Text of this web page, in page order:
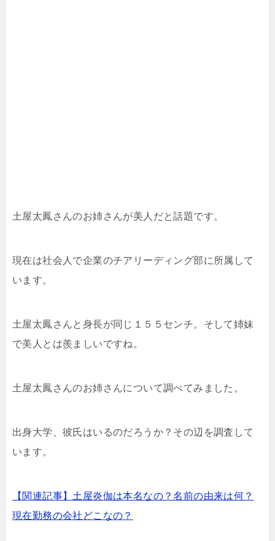
土屋太鳳さんのお姉さんが美人だと話題です。
現在は社会人で企業のチアリーディング部に所属して
います。
土屋太鳳さんと身長が同じ１５５センチ。そして姉妹
で美人とは羨ましいですね。
土屋太鳳さんのお姉さんについて調べてみました。
出身大学、彼氏はいるのだろうか？その辺を調査して
います。
【関連記事】土屋炎伽は本名なの？名前の由来は何？
現在勤務の会社どこなの？